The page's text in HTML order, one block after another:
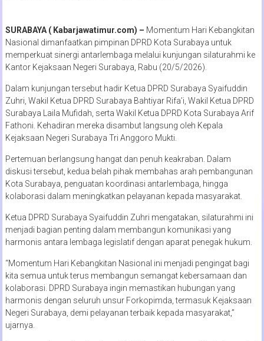
SURABAYA ( Kabarjawatimur.com) – Momentum Hari Kebangkitan
Nasional dimanfaatkan pimpinan DPRD Kota Surabaya untuk
memperkuat sinergi antarlembaga melalui kunjungan silaturahmi ke
Kantor Kejaksaan Negeri Surabaya, Rabu (20/5/2026).
Dalam kunjungan tersebut hadir Ketua DPRD Surabaya Syaifuddin
Zuhri, Wakil Ketua DPRD Surabaya Bahtiyar Rifa’i, Wakil Ketua DPRD
Surabaya Laila Mufidah, serta Wakil Ketua DPRD Kota Surabaya Arif
Fathoni. Kehadiran mereka disambut langsung oleh Kepala
Kejaksaan Negeri Surabaya Tri Anggoro Mukti.
Pertemuan berlangsung hangat dan penuh keakraban. Dalam
diskusi tersebut, kedua belah pihak membahas arah pembangunan
Kota Surabaya, penguatan koordinasi antarlembaga, hingga
kolaborasi dalam meningkatkan pelayanan kepada masyarakat.
Ketua DPRD Surabaya Syaifuddin Zuhri mengatakan, silaturahmi ini
menjadi bagian penting dalam membangun komunikasi yang
harmonis antara lembaga legislatif dengan aparat penegak hukum.
“Momentum Hari Kebangkitan Nasional ini menjadi pengingat bagi
kita semua untuk terus membangun semangat kebersamaan dan
kolaborasi. DPRD Surabaya ingin memastikan hubungan yang
harmonis dengan seluruh unsur Forkopimda, termasuk Kejaksaan
Negeri Surabaya, demi pelayanan terbaik kepada masyarakat,”
ujarnya.